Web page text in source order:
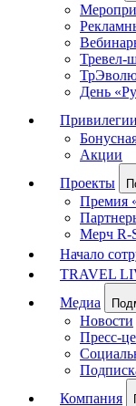
Тревел-
День
Привилегии
Акции
Проекты
Премия
Мерч R-
Начало
TRAVEL
Медиа
Новости
Пресс-
Компания